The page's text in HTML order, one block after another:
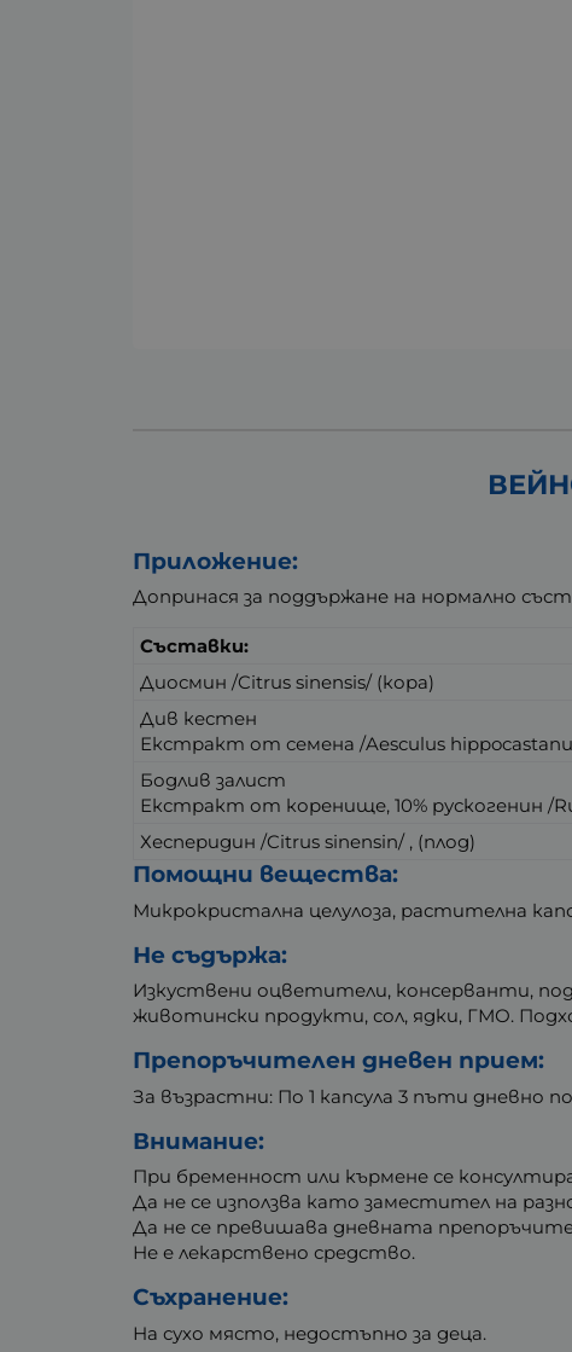
Приложение:
Допринася за поддържане на нормално
Съставки:
Диосмин /Citrus sinensis/ (кора)
Див кестен
Екстракт от семена /Aesculus
Бодлив залист
Екстракт от коренище, 10% рускогенин /
Хесперидин /Citrus sinensin/ , (плод)
Помощни вещества:
Микрокристална целулоза, растителна
Не съдържа:
Изкуствени оцветители, консерванти,
животински продукти, сол, ядки, ГМО.
Препоръчителен дневен прием:
За възрастни: По 1 капсула 3 пъти дневно
Внимание:
При бременност или кърмене се
Да не се използва като заместител на
Да не се превишава дневната
Не е лекарствено средство.
Съхранение:
На сухо място, недостъпно за деца.